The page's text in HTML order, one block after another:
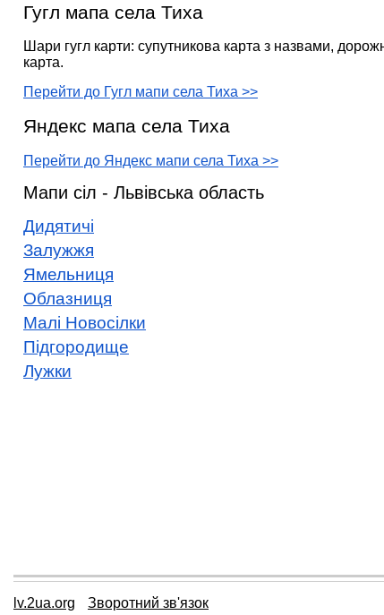
Гугл мапа села Тиха
Шари гугл карти: супутникова карта з назвами,
карта.
Перейти до Гугл мапи села Тиха >>
Яндекс мапа села Тиха
Перейти до Яндекс мапи села Тиха >>
Мапи сіл - Львівська область
Дидятичі
Залужжя
Ямельниця
Облазниця
Малі Новосілки
Підгородище
Лужки
lv.2ua.org Зворотний зв'язок